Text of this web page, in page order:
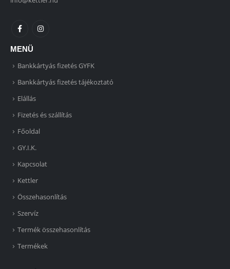
MENÜ
Bankkártyás fizetés GYFK
Bankkártyás fizetés tájékoztató
Elállás
Fizetés és szállítás
Főoldal
GY.I.K.
Kapcsolat
Kettler
Összehasonlítás
Szervíz
Termék összehasonlítás
Termékek